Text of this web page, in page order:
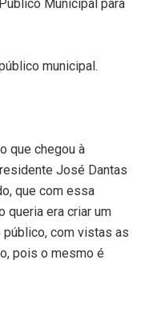
Municipal para
municipal.
que chegou à
José Dantas
que com essa
queria era criar um
com vistas as
pois o mesmo é